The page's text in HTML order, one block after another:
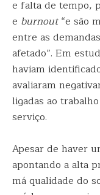
e falta de tempo,
e burnout“e são
entre as
afetado”. Em
haviam
avaliaram
ligadas ao
serviço.
Apesar de haver
apontando a alta
má qualidade do